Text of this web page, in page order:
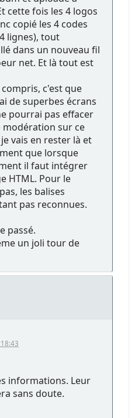
cette fois les 4 logos
copié les 4 codes
lignes), tout
dans un nouveau fil
net. Et là tout est
c'est que
de superbes écrans
pourrai pas effacer
modération sur ce
vais en rester là et
que lorsque
il faut intégrer
HTML. Pour le
les balises
pas reconnues.
passé.
un joli tour de
informations. Leur
sans doute.